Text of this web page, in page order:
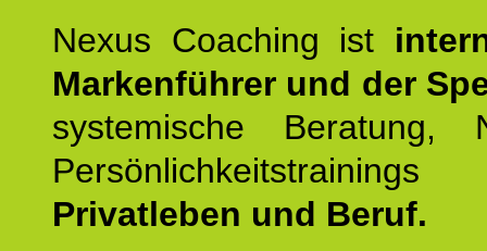
Nexus Coaching ist
Markenführer und der
systemische Beratung,
Privatleben und Beruf.